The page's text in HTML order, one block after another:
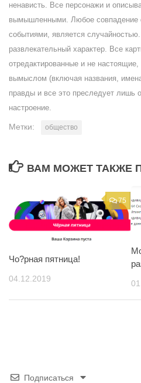
ненависть. Все персонажи и
вымышленными. Любое
событиями, является
развлекательный характер. Все
отредактированные и не настоящие,
вымыслом (включая названия,
правды и все это преследует лишь
настроение.
Метки: общество
ВАМ МОЖЕТ ТАКЖЕ
75
Чо?рная пятница!
04.12.2019
Подписаться